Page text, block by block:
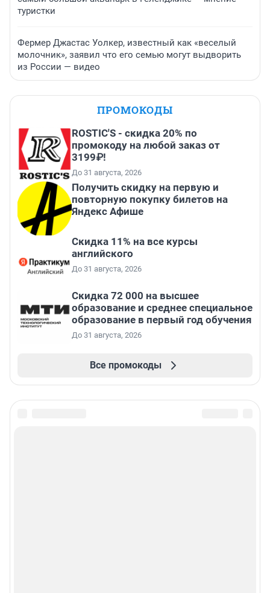
туристки
Фермер Джастас Уолкер, известный как «веселый
молочник», заявил что его семью могут выдворить
из России — видео
ПРОМОКОДЫ
ROSTIC'S - скидка 20% по
промокоду на любой заказ от
3199₽!
До 31 августа, 2026
Получить скидку на первую и
повторную покупку билетов на
Яндекс Афише
Скидка 11% на все курсы
английского
До 31 августа, 2026
Скидка 72 000 на высшее
образование и среднее специальное
образование в первый год обучения
До 31 августа, 2026
Все промокоды